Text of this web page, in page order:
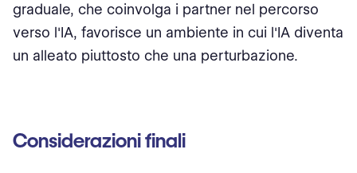
graduale, che coinvolga i partner nel percorso
verso l'IA, favorisce un ambiente in cui l'IA diventa
un alleato piuttosto che una perturbazione.
Considerazioni finali